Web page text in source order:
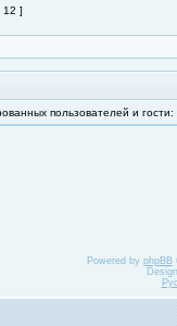
]
пользователей и гости:
Powered by phpBB